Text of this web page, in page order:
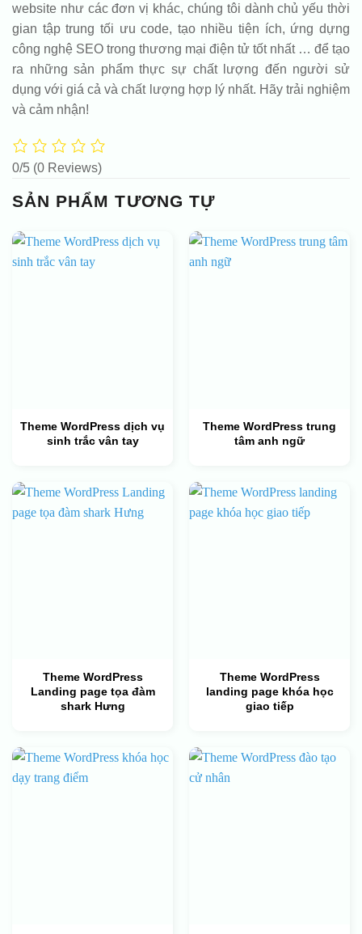
website như các đơn vị khác, chúng tôi dành chủ yếu thời
gian tập trung tối ưu code, tạo nhiều tiện ích, ứng dựng
công nghệ SEO trong thương mại điện tử tốt nhất … để tạo
ra những sản phẩm thực sự chất lượng đến người sử
dụng với giá cả và chất lượng hợp lý nhất. Hãy trải nghiệm
và cảm nhận!
0/5 (0 Reviews)
SẢN PHẨM TƯƠNG TỰ
Theme WordPress dịch vụ
sinh trắc vân tay
Theme WordPress trung
tâm anh ngữ
Theme WordPress
Landing page tọa đàm
shark Hưng
Theme WordPress
landing page khóa học
giao tiếp